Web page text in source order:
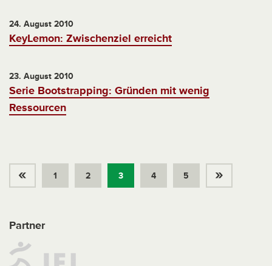
24. August 2010
KeyLemon: Zwischenziel erreicht
23. August 2010
Serie Bootstrapping: Gründen mit wenig
Ressourcen
« 1 2 3 4 5 »
Partner